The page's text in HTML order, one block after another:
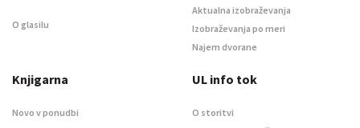
O glasilu
Aktualna izobraževanja
Izobraževanja po meri
Najem dvorane
Knjigarna
Novo v ponudbi
UL info tok
O storitvi